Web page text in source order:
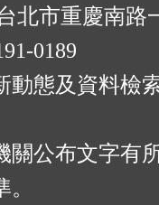
北市重慶南路
0189
動態及資料檢
關公布文字有